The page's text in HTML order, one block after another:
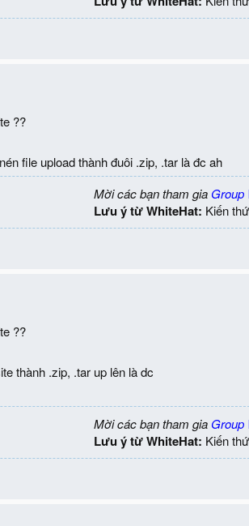
??
file upload thành đuôi .zip, .tar là đc ah
Mời các bạn tham gia Group
Lưu ý từ WhiteHat: Kiến
??
thành .zip, .tar up lên là dc
Mời các bạn tham gia Group
Lưu ý từ WhiteHat: Kiến